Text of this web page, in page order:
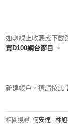
如想線上收聽或下載
買D100網台節目
。
新建帳戶，這請按此
相關搜尋: 何安達 , 林